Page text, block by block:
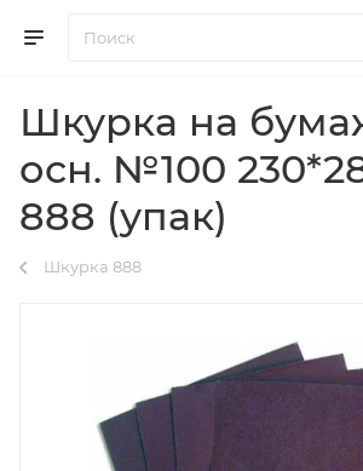
Шкурка на
осн. №100
888 (упак)
Шкурка 888